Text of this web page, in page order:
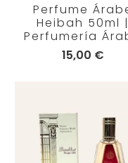
Perfume
Heibah 50ml |
Perfumería
15,00 €